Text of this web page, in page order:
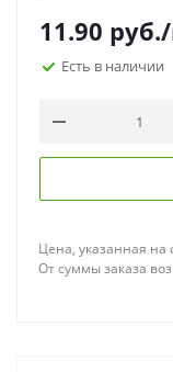
11.90 руб.
Есть в наличии
Цена, указанная на
От суммы заказа